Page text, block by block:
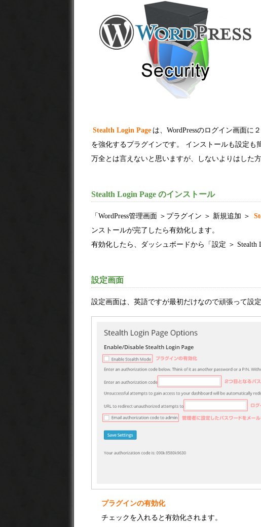
Stealth Login Page は、WordPressのログイン画面に
を強化するプラグインです。 インストールも設定も
万全とは言えないと思いますが、しないよりはした
Stealth Login Page のインストール
「WordPress管理画面 ＞プラグイン ＞ 新規追加 ＞
ンストールが完了したら有効化します。
有効化したら、ダッシュボードから「設定 ＞ Stealth
設定画面
設定画面は、英語ですが最初だけなので頑張って設定
プラグインの有効化
チェックを入れると有効化されます。